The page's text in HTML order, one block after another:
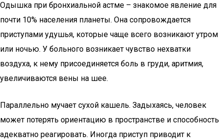
Одышка при бронхиальной астме – знакомое явление для
почти 10% населения планеты. Она сопровождается
приступами удушья, которые чаще всего возникают утром
или ночью. У больного возникает чувство нехватки
воздуха, к нему присоединяется боль в груди, аритмия,
увеличиваются вены на шее.
Параллельно мучает сухой кашель. Задыхаясь, человек
может потерять ориентацию в пространстве и способность
адекватно реагировать. Иногда приступ приводит к